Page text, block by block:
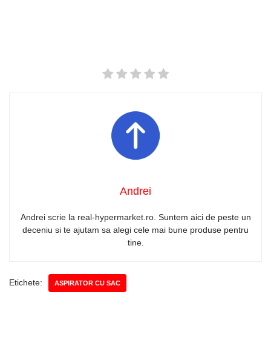
Andrei
Andrei scrie la real-hypermarket.ro. Suntem aici de peste un
deceniu si te ajutam sa alegi cele mai bune produse pentru
tine.
Etichete: ASPIRATOR CU SAC